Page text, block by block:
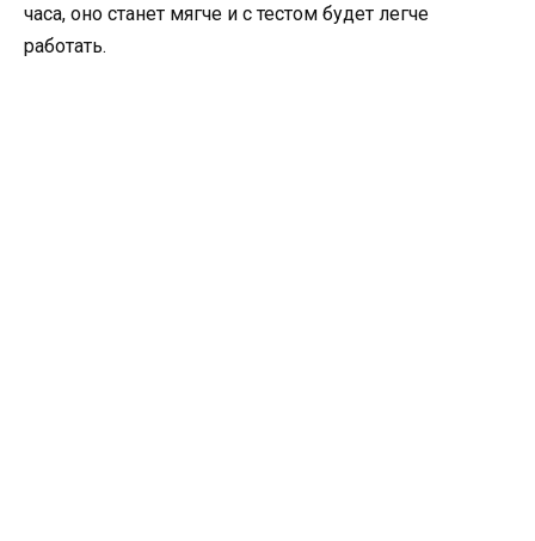
часа, оно станет мягче и с тестом будет легче
работать.